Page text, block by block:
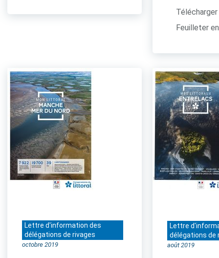
Feuilleter
Lettre d'information des
délégations de rivages
octobre 2019
Lettre
délégations de
août 2019